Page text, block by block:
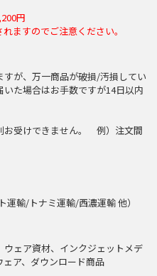
円
ますのでご注意ください。
が、万一商品が破損/汚損してい
た場合はお手数ですが14日以内
お受けできません。 例）注文間
輸/トナミ運輸/西濃運輸 他）
ェア資材、インクジェットメデ
ア、ダウンロード商品